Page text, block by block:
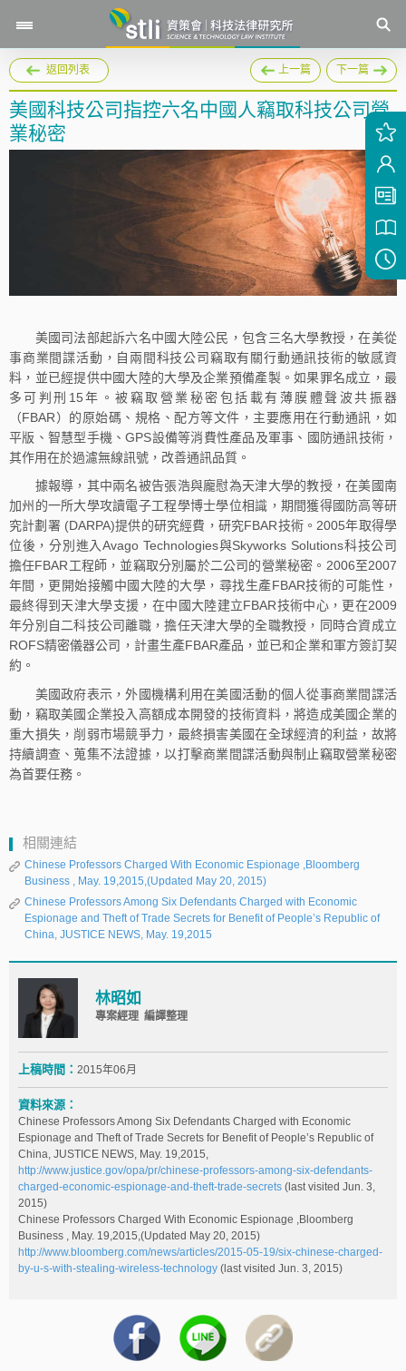
返回列表 上一篇 下一篇
美國科技公司指控六名中國人竊取科技公司營
業秘密
美國司法部起訴六名中國大陸公民，包含三名大學教授，在美從
事商業間諜活動，自兩間科技公司竊取有關行動通訊技術的敏感資
料，並已經提供中國大陸的大學及企業預備產製。如果罪名成立，最
多可判刑15年。被竊取營業秘密包括載有薄膜體聲波共振器
（FBAR）的原始碼、規格、配方等文件，主要應用在行動通訊，如
平版、智慧型手機、GPS設備等消費性產品及軍事、國防通訊技術，
其作用在於過濾無線訊號，改善通訊品質。
據報導，其中兩名被告張浩與龐慰為天津大學的教授，在美國南
加州的一所大學攻讀電子工程學博士學位相識，期間獲得國防高等研
究計劃署 (DARPA)提供的研究經費，研究FBAR技術。2005年取得學
位後，分別進入Avago Technologies與Skyworks Solutions科技公司
擔任FBAR工程師，並竊取分別屬於二公司的營業秘密。2006至2007
年間，更開始接觸中國大陸的大學，尋找生產FBAR技術的可能性，
最終得到天津大學支援，在中國大陸建立FBAR技術中心，更在2009
年分別自二科技公司離職，擔任天津大學的全職教授，同時合資成立
ROFS精密儀器公司，計畫生產FBAR產品，並已和企業和軍方簽訂契
約。
美國政府表示，外國機構利用在美國活動的個人從事商業間諜活
動，竊取美國企業投入高額成本開發的技術資料，將造成美國企業的
重大損失，削弱市場競爭力，最終損害美國在全球經濟的利益，故將
持續調查、蒐集不法證據，以打擊商業間諜活動與制止竊取營業秘密
為首要任務。
相關連結
Chinese Professors Charged With Economic Espionage ,Bloomberg
Business , May. 19,2015,(Updated May 20, 2015)
Chinese Professors Among Six Defendants Charged with Economic
Espionage and Theft of Trade Secrets for Benefit of People’s Republic of
China, JUSTICE NEWS, May. 19,2015
林昭如
專案經理 編譯整理
上稿時間： 2015年06月
資料來源：
Chinese Professors Among Six Defendants Charged with Economic
Espionage and Theft of Trade Secrets for Benefit of People’s Republic of
China, JUSTICE NEWS, May. 19,2015,
http://www.justice.gov/opa/pr/chinese-professors-among-six-defendants-
charged-economic-espionage-and-theft-trade-secrets (last visited Jun. 3,
2015)
Chinese Professors Charged With Economic Espionage ,Bloomberg
Business , May. 19,2015,(Updated May 20, 2015)
http://www.bloomberg.com/news/articles/2015-05-19/six-chinese-charged-
by-u-s-with-stealing-wireless-technology (last visited Jun. 3, 2015)